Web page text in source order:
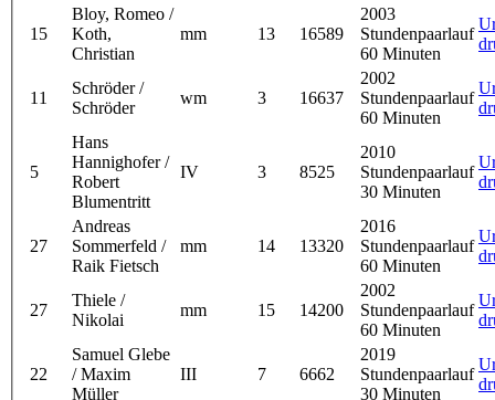
15
Bloy, Romeo /
Koth,
Christian
mm 13 16589
2003
Stundenpaarlauf
60 Minuten
11
Schröder /
Schröder
wm 3 16637
2002
Stundenpaarlauf
60 Minuten
5
Hans
Hannighofer /
Robert
Blumentritt
IV 3 8525
2010
Stundenpaarlauf
30 Minuten
27
Andreas
Sommerfeld /
Raik Fietsch
mm 14 13320
2016
Stundenpaarlauf
60 Minuten
27
Thiele /
Nikolai
mm 15 14200
2002
Stundenpaarlauf
60 Minuten
22
Samuel Glebe
/ Maxim
Müller
III 7 6662
2019
Stundenpaarlauf
30 Minuten